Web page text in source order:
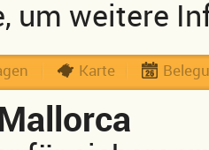
um weitere
Karte